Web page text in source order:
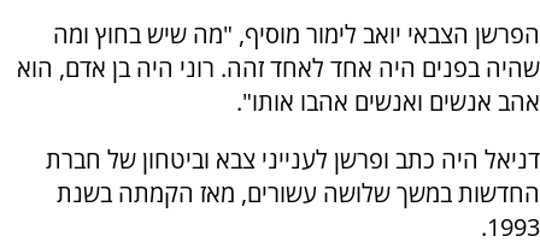
הפרשן הצבאי יואב לימור מוסיף, "מה שיש בחוץ ומה
שהיה בפנים היה אחד לאחד זהה. רוני היה בן אדם, הוא
אהב אנשים ואנשים אהבו אותו".
דניאל היה כתב ופרשן לענייני צבא וביטחון של חברת
החדשות במשך שלושה עשורים, מאז הקמתה בשנת
1993.